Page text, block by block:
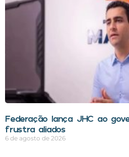
Federação lança JHC ao
frustra aliados
6 de agosto de 2026